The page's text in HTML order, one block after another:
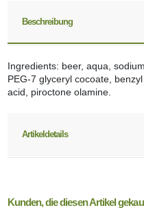
Beschreibung
Ingredients: beer, aqua,
PEG-7 glyceryl cocoate,
acid, piroctone olamine.
Artikeldetails
Kunden, die diesen Artikel